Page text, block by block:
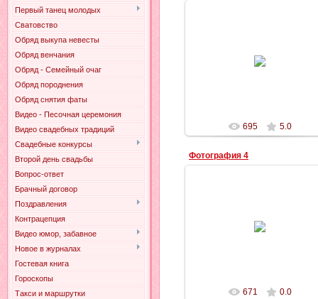
Первый танец молодых
Сватовство
Обряд выкупа невесты
Обряд венчания
Обряд - Семейный очаг
Обряд породнения
Обряд снятия фаты
Видео - Песочная церемония
Видео свадебных традиций
Свадебные конкурсы
Второй день свадьбы
Вопрос-ответ
Брачный договор
Поздравления
Контрацепция
Видео юмор, забавное
Новое в журналах
Гостевая книга
Гороскопы
Такси и маршрутки
695 5.0
Фотография 4
671 0.0